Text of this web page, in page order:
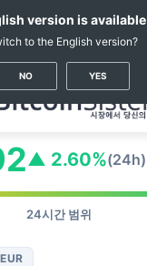
시세 (AVT)
AVT 가격 #1792
▲ 2.60%(24h)
24시간 범위
EUR
version is available
to the English version?
NO YES